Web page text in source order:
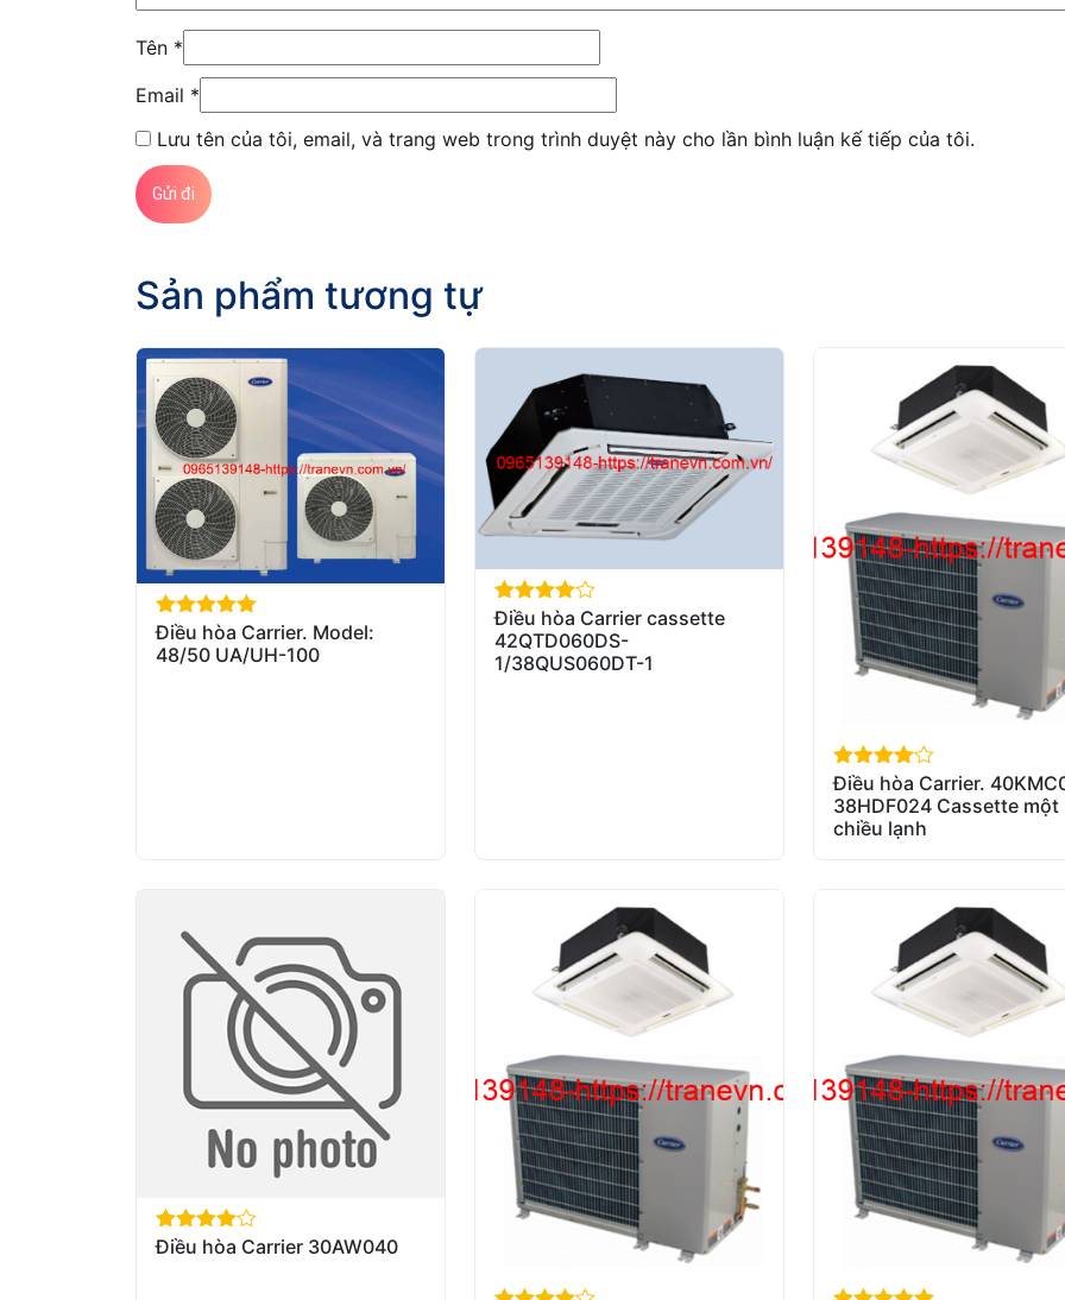
Tên *
Email *
Lưu tên của tôi, email, và trang web trong trình duyệt này cho lần bình luận kế tiếp của tôi.
Sản phẩm tương tự
out of 5
Điều hòa Carrier. Model:
48/50 UA/UH-100
out of 5
Điều hòa Carrier cassette
42QTD060DS-
1/38QUS060DT-1
out of 5
Điều hòa Carrier.
38HDF024 Cassette một
chiều lạnh
out of 5
Điều hòa Carrier 30AW040